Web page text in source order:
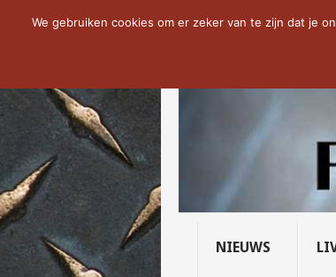
NOW TRENDING: THE
NIEUWS
We gebruiken cookies om er zeker van te zijn dat je